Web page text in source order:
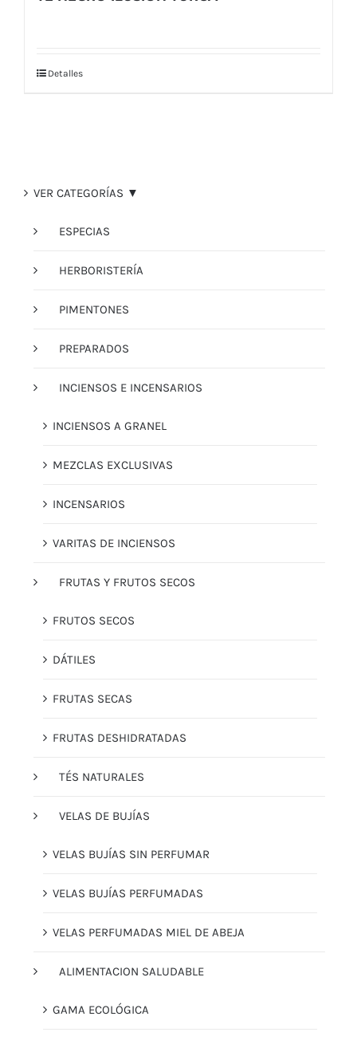
Detalles
VER CATEGORÍAS ▼
ESPECIAS
HERBORISTERÍA
PIMENTONES
PREPARADOS
INCIENSOS E INCENSARIOS
INCIENSOS A GRANEL
MEZCLAS EXCLUSIVAS
INCENSARIOS
VARITAS DE INCIENSOS
FRUTAS Y FRUTOS SECOS
FRUTOS SECOS
DÁTILES
FRUTAS SECAS
FRUTAS DESHIDRATADAS
TÉS NATURALES
VELAS DE BUJÍAS
VELAS BUJÍAS SIN PERFUMAR
VELAS BUJÍAS PERFUMADAS
VELAS PERFUMADAS MIEL DE ABEJA
ALIMENTACION SALUDABLE
GAMA ECOLÓGICA